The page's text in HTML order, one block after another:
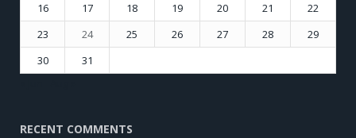
16
17 18 19 20 21
22
23
24 25 26 27 28
29
30
31
RECENT COMMENTS